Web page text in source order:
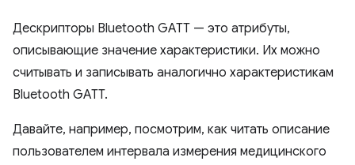
Дескрипторы Bluetooth GATT — это атрибуты,
описывающие значение характеристики. Их можно
считывать и записывать аналогично характеристикам
Bluetooth GATT.
Давайте, например, посмотрим, как читать описание
пользователем интервала измерения медицинского